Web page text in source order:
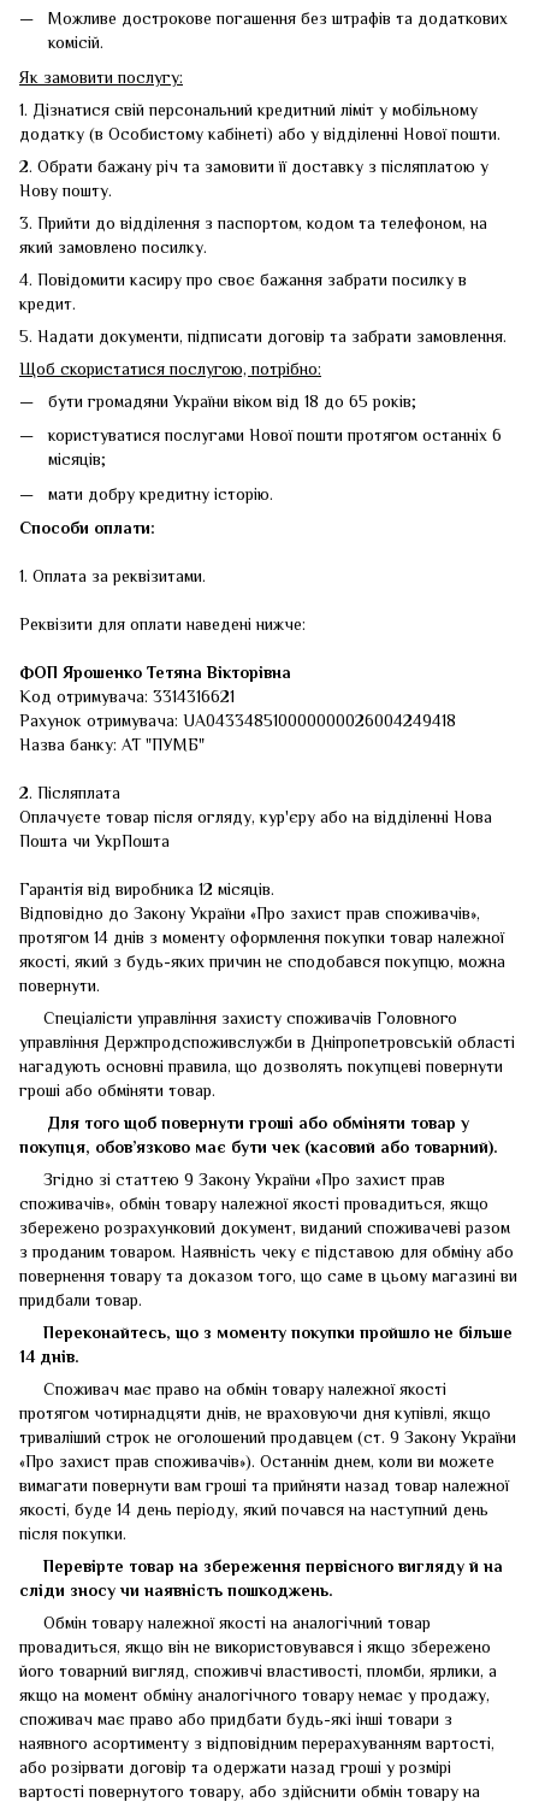
Можливе дострокове погашення без штрафів та додаткових
комісій.
Як замовити послугу:
1. Дізнатися свій персональний кредитний ліміт у мобільному
додатку (в Особистому кабінеті) або у відділенні Нової пошти.
2. Обрати бажану річ та замовити її доставку з післяплатою у
Нову пошту.
3. Прийти до відділення з паспортом, кодом та телефоном, на
який замовлено посилку.
4. Повідомити касиру про своє бажання забрати посилку в
кредит.
5. Надати документи, підписати договір та забрати замовлення.
Щоб скористатися послугою, потрібно:
бути громадяни України віком від 18 до 65 років;
користуватися послугами Нової пошти протягом останніх 6
місяців;
мати добру кредитну історію.
Способи оплати:
1. Оплата за реквізитами.
Реквізити для оплати наведені нижче:
ФОП Ярошенко Тетяна Вікторівна
Код отримувача: 3314316621
Рахунок отримувача: UA043348510000000026004249418
Назва банку: АТ "ПУМБ"
2. Післяплата
Оплачуєте товар після огляду, кур'єру або на відділенні Нова
Пошта чи УкрПошта
Гарантія від виробника 12 місяців.
Відповідно до Закону України «Про захист прав споживачів»,
протягом 14 днів з моменту оформлення покупки товар належної
якості, який з будь-яких причин не сподобався покупцю, можна
повернути.
Спеціалісти управління захисту споживачів Головного
управління Держпродспоживслужби в Дніпропетровській області
нагадують основні правила, що дозволять покупцеві повернути
гроші або обміняти товар.
Для того щоб повернути гроші або обміняти товар у
покупця, обов’язково має бути чек (касовий або товарний).
Згідно зі статтею 9 Закону України «Про захист прав
споживачів», обмін товару належної якості провадиться, якщо
збережено розрахунковий документ, виданий споживачеві разом
з проданим товаром. Наявність чеку є підставою для обміну або
повернення товару та доказом того, що саме в цьому магазині ви
придбали товар.
Переконайтесь, що з моменту покупки пройшло не більше
14 днів.
Споживач має право на обмін товару належної якості
протягом чотирнадцяти днів, не враховуючи дня купівлі, якщо
триваліший строк не оголошений продавцем (ст. 9 Закону України
«Про захист прав споживачів»). Останнім днем, коли ви можете
вимагати повернути вам гроші та прийняти назад товар належної
якості, буде 14 день періоду, який почався на наступний день
після покупки.
Перевірте товар на збереження первісного виглядуй на
сліди зносу чи наявність пошкоджень.
Обмін товару належної якості на аналогічний товар
провадиться, якщо він не використовувався і якщо збережено
його товарний вигляд, споживчі властивості, пломби, ярлики, а
якщо на момент обміну аналогічного товару немає у продажу,
споживач має право або придбати будь-які інші товари з
наявного асортименту з відповідним перерахуванням вартості,
або розірвати договір та одержати назад гроші у розмірі
вартості повернутого товару, або здійснити обмін товару на